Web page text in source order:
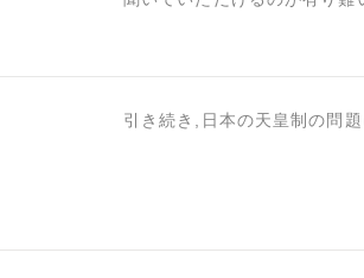
引き続き,日本の天皇制の問